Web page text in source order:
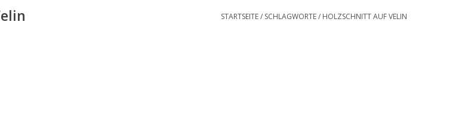
STARTSEITE/ SCHLAGWORTE/ HOLZSCHNITT AUF VELIN